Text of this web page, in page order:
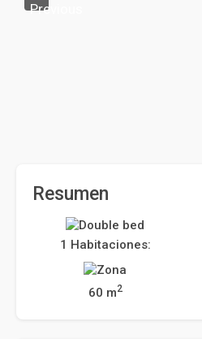
Resumen
1 Habitaciones:
60 m2